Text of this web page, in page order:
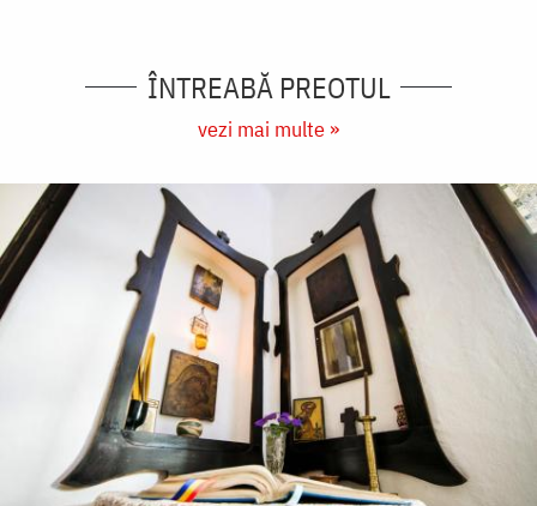
ÎNTREABĂ PREOTUL
vezi mai multe »